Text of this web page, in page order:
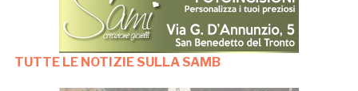
TUTTE LE NOTIZIE SULLA SAMB